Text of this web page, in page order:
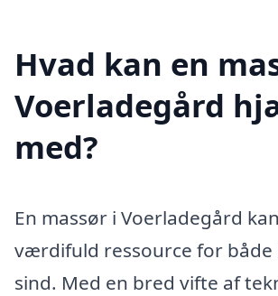
Hvad kan en
Voerladegård
med?
En massør i Voerladegård
værdifuld ressource for både
sind. Med en bred vifte af